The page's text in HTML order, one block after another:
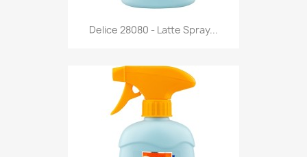
Anteprima
Delice 28080 - Latte Spray...